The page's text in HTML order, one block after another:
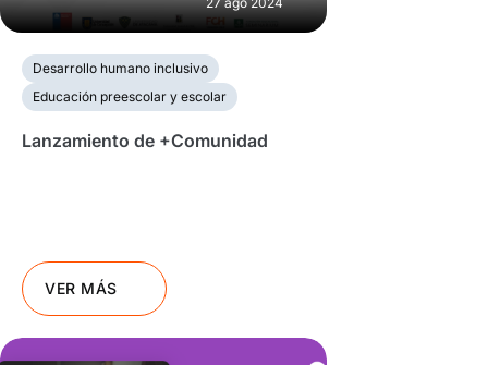
Desarrollo humano inclusivo
Educación preescolar y escolar
Lanzamiento de +Comunidad
VER MÁS